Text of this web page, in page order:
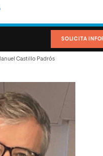
SOLICITA
Castillo Padrós